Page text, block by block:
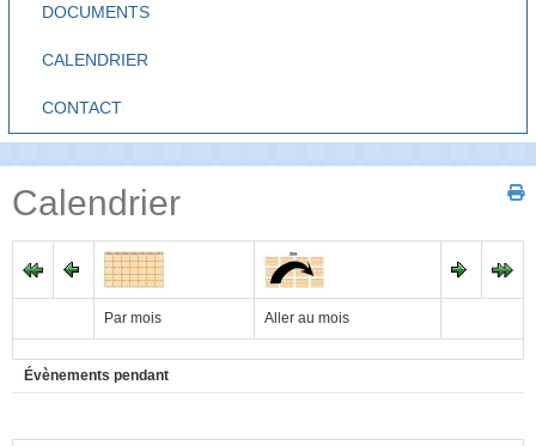
DOCUMENTS
CALENDRIER
CONTACT
Calendrier
Par mois Aller au mois
Évènements pendant